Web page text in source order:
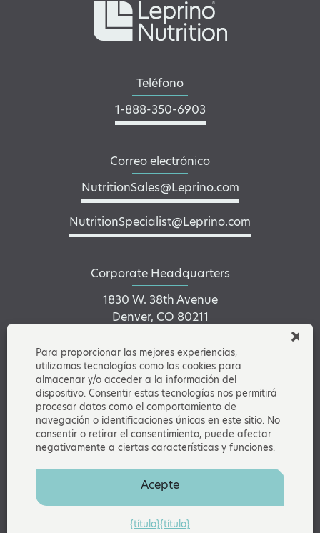
Para proporcionar las mejores experiencias,
utilizamos tecnologías como las cookies para
almacenar y/o acceder a la información del
dispositivo. Consentir estas tecnologías nos permitirá
procesar datos como el comportamiento de
navegación o identificaciones únicas en este sitio. No
consentir o retirar el consentimiento, puede afectar
negativamente a ciertas características y funciones.
Acepte
{título}{título}
Teléfono
1-888-350-6903
Correo electrónico
NutritionSales@Leprino.com
NutritionSpecialist@Leprino.com
Corporate Headquarters
1830 W. 38th Avenue
Denver, CO 80211
Conectarse en LinkedIn
©2026 Leprino Nutrition
Privacy and Cookie Policies•Legal•Terms & Conditions of
Leprino.com•AscentProtein.com